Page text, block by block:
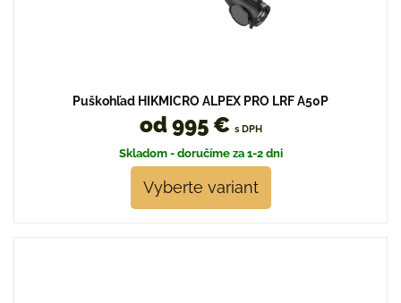
Puškohľad HIKMICRO ALPEX PRO LRF A50P
od 995 € s DPH
Skladom - doručíme za 1-2 dni
Vyberte variant